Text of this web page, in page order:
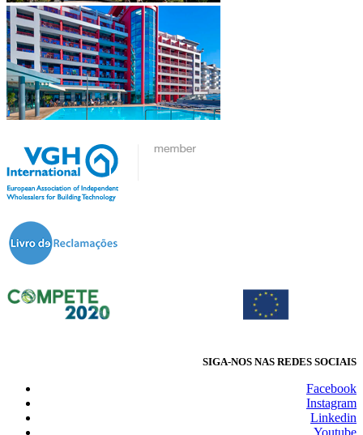
SIGA-NOS NAS REDES SOCIAIS
Facebook
Instagram
Linkedin
Youtube